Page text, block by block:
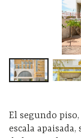
El segundo
escala